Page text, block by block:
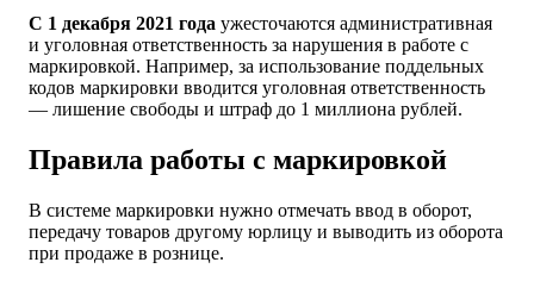
С 1 декабря 2021 года ужесточаются административная
и уголовная ответственность за нарушения в работе с
маркировкой. Например, за использование поддельных
кодов маркировки вводится уголовная ответственность
— лишение свободы и штраф до 1 миллиона рублей.
Правила работы с маркировкой
В системе маркировки нужно отмечать ввод в оборот,
передачу товаров другому юрлицу и выводить из оборота
при продаже в рознице.